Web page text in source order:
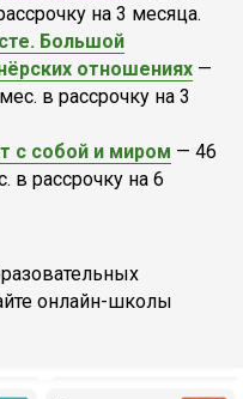
на 3 месяца.
Большой
отношениях —
в рассрочку на 3
с собой и миром — 46
в рассрочку на 6
онлайн-школы